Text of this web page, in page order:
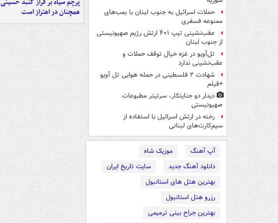
حملات اسرائیل به جنوب لبنان با بمب‌های
ممنوعه فسفری
عقب‌نشینی تیپ ۴۰۱ ارتش رژیم صهیونیستی
از جنوب لبنان
تل‌آویو در غزه خیال توقف حملات و
عقب‌نشینی ندارد
شهادت ۲ فلسطینی در حمله هوایی تل آویو
+فیلم
دیدار دو جنایتکار،‌ سرتیتر مطبوعات
صهیونیستی
رخنه در ارتش اسرائیل با استفاده از
سیم‌کارت‌های لبنانی
آپ آهنگ
موزیک شاه
دانلود آهنگ جدید
سایت تاریخ ایران
بهترین هتل های استانبول
رزرو هتل استانبول
بهترین جراح بینی ترمیمی
همچنان در اهتزاز است